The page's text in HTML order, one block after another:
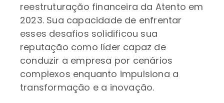
reestruturação financeira da Atento em
2023. Sua capacidade de enfrentar
esses desafios solidificou sua
reputação como líder capaz de
conduzir a empresa por cenários
complexos enquanto impulsiona a
transformação e a inovação.